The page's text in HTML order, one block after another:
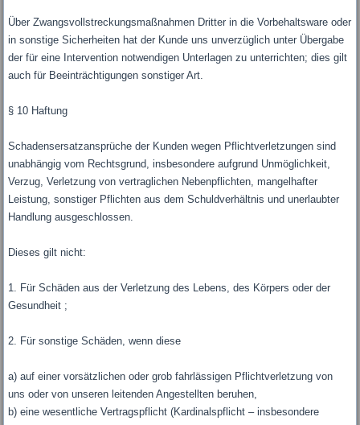
Über Zwangsvollstreckungsmaßnahmen Dritter in die Vorbehaltsware oder
in sonstige Sicherheiten hat der Kunde uns unverzüglich unter Übergabe
der für eine Intervention notwendigen Unterlagen zu unterrichten; dies gilt
auch für Beeinträchtigungen sonstiger Art.
§ 10 Haftung
Schadensersatzansprüche der Kunden wegen Pflichtverletzungen sind
unabhängig vom Rechtsgrund, insbesondere aufgrund Unmöglichkeit,
Verzug, Verletzung von vertraglichen Nebenpflichten, mangelhafter
Leistung, sonstiger Pflichten aus dem Schuldverhältnis und unerlaubter
Handlung ausgeschlossen.
Dieses gilt nicht:
1. Für Schäden aus der Verletzung des Lebens, des Körpers oder der
Gesundheit ;
2. Für sonstige Schäden, wenn diese
a) auf einer vorsätzlichen oder grob fahrlässigen Pflichtverletzung von
uns oder von unseren leitenden Angestellten beruhen,
b) eine wesentliche Vertragspflicht (Kardinalspflicht – insbesondere